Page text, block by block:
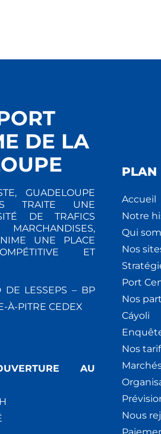
DE LA
GUADELOUPE
TRAITE UNE
DE TRAFICS
UNE PLACE
ET
DE LESSEPS – BP
À-PITRE CEDEX
AU
PLAN
Accueil
Notre
Qui
Nos
Port
Nos
Cáyoli
Nos
Nous